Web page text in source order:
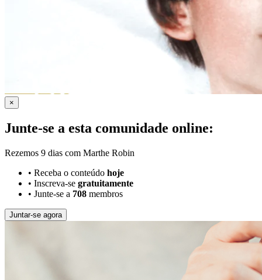
×
Junte-se a esta comunidade online:
Rezemos 9 dias com Marthe Robin
• Receba o conteúdo hoje
• Inscreva-se gratuitamente
• Junte-se a 708 membros
Juntar-se agora